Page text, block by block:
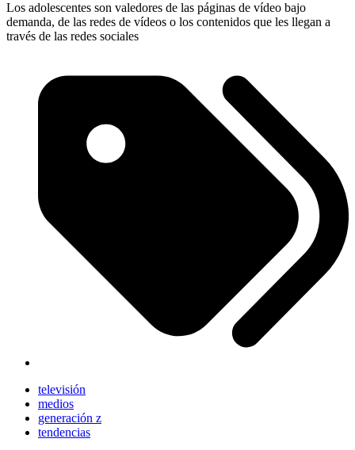
Los adolescentes son valedores de las páginas de vídeo bajo
demanda, de las redes de vídeos o los contenidos que les llegan a
través de las redes sociales
televisión
medios
generación z
tendencias